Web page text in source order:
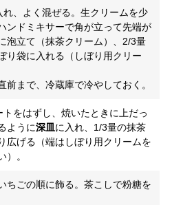
れ、よく混ぜる。生クリームを少
ンドミキサーで角が立って先端が
泡立て（抹茶クリーム）、2/3量
り袋に入れる（しぼり用クリー
前まで、冷蔵庫で冷やしておく。
をはずし、焼いたときに上だっ
ように深皿に入れ、1/3量の抹茶
広げる（端はしぼり用クリームを
）。
ちごの順に飾る。茶こしで粉糖を